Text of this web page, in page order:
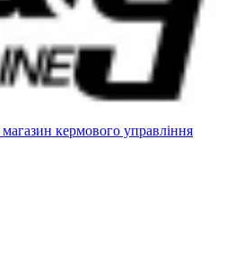
кермового управління